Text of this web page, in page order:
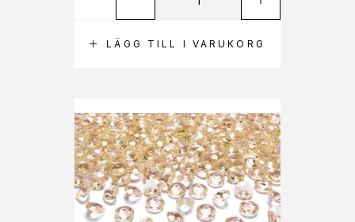
LÄGG TILL I VARUKORG